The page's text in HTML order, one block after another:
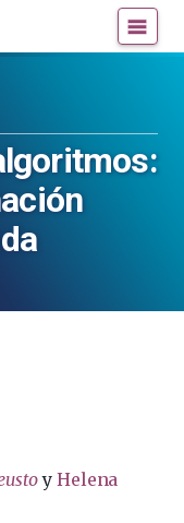
yHelena